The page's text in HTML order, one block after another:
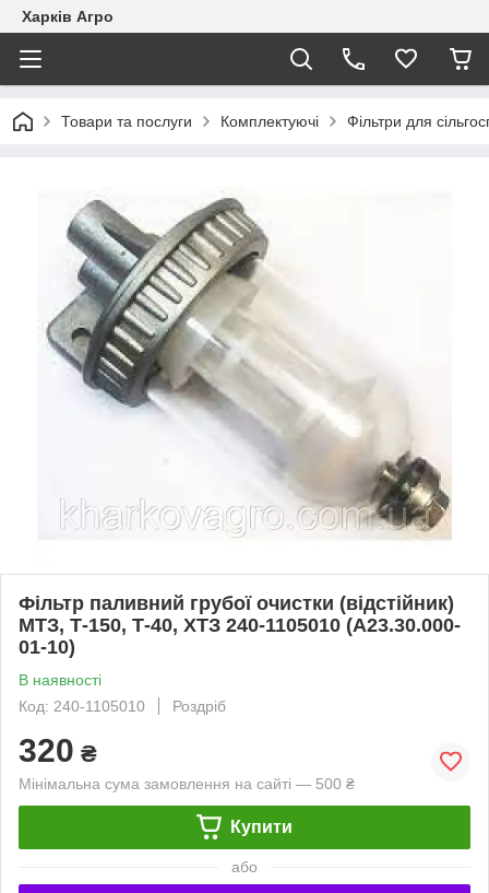
Харків Агро
Товари та послуги Комплектуючі Фільтри для
Фільтр паливний грубої очистки (відстійник)
МТЗ, Т-150, Т-40, ХТЗ 240-1105010 (А23.30.000-
01-10)
В наявності
Код: 240-1105010
Роздріб
320 ₴
Мінімальна сума замовлення на сайті — 500 ₴
Купити
або